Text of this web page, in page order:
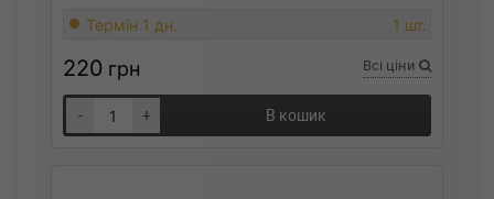
Термін 1 дн. 1 шт.
220 грн Всі ціни
- + В кошик